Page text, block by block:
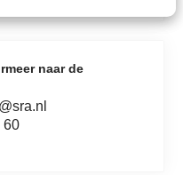
naar de
60